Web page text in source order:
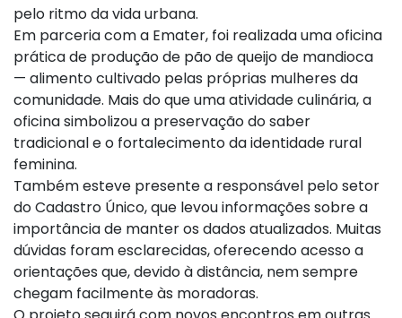
pelo ritmo da vida urbana.
Em parceria com a Emater, foi realizada uma oficina
prática de produção de pão de queijo de mandioca
— alimento cultivado pelas próprias mulheres da
comunidade. Mais do que uma atividade culinária, a
oficina simbolizou a preservação do saber
tradicional e o fortalecimento da identidade rural
feminina.
Também esteve presente a responsável pelo setor
do Cadastro Único, que levou informações sobre a
importância de manter os dados atualizados. Muitas
dúvidas foram esclarecidas, oferecendo acesso a
orientações que, devido à distância, nem sempre
chegam facilmente às moradoras.